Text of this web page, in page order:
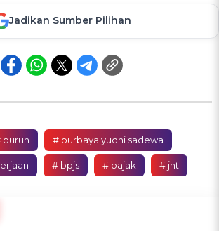
Jadikan Sumber Pilihan
buruh # purbaya yudhi sadewa
# bpjs # pajak # jht